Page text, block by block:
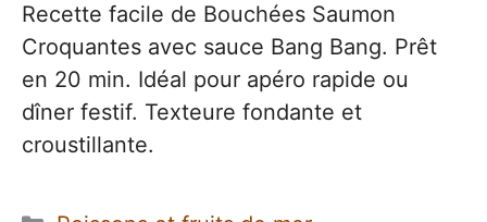
Recette facile de Bouchées Saumon
Croquantes avec sauce Bang Bang. Prêt
en 20 min. Idéal pour apéro rapide ou
dîner festif. Texteure fondante et
croustillante.